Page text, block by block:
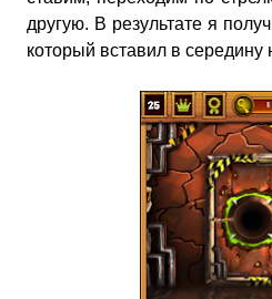
другую. В результате я
который вставил в середину